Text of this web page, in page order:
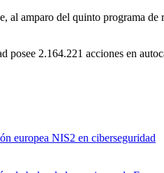
al amparo del quinto programa
posee 2.164.221 acciones en
europea NIS2 en ciberseguridad